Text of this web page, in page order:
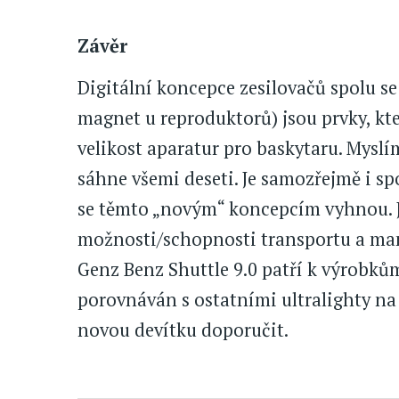
Závěr
Digitální koncepce zesilovačů spolu
magnet u reproduktorů) jsou prvky,
velikost aparatur pro baskytaru.
sáhne všemi deseti. Je samozřejmě i
se těmto „novým“ koncepcím
možnosti/schopnosti transportu a
Genz Benz Shuttle 9.0 patří k
porovnáván s ostatními ultralighty
novou devítku doporučit.